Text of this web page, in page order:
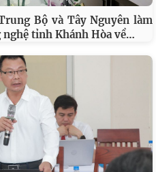
Bộ và Tây Nguyên làm
nghệ tỉnh Khánh Hòa về…